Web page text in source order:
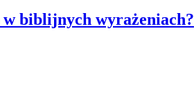
w biblijnych wyrażeniach?